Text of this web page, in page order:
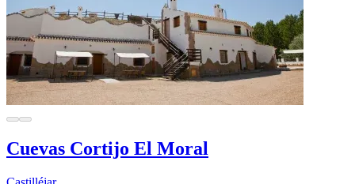
Cuevas Cortijo El Moral